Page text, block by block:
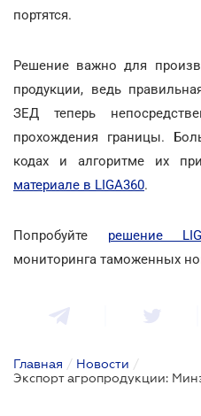
портятся.
Решение важно для
продукции, ведь
ЗЕД теперь
прохождения границы.
кодах и алгоритме их
материале в LIGA360.
Попробуйте решение
мониторинга таможенных
Главная / Новости /